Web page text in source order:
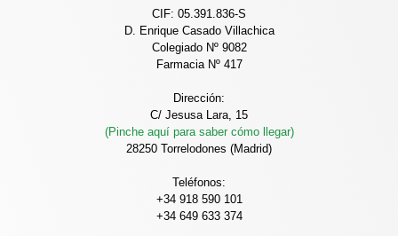
CIF: 05.391.836-S
D. Enrique Casado Villachica
Colegiado Nº 9082
Farmacia Nº 417
Dirección:
C/ Jesusa Lara, 15
(Pinche aquí para saber cómo llegar)
28250 Torrelodones (Madrid)
Teléfonos:
+34 918 590 101
+34 649 633 374